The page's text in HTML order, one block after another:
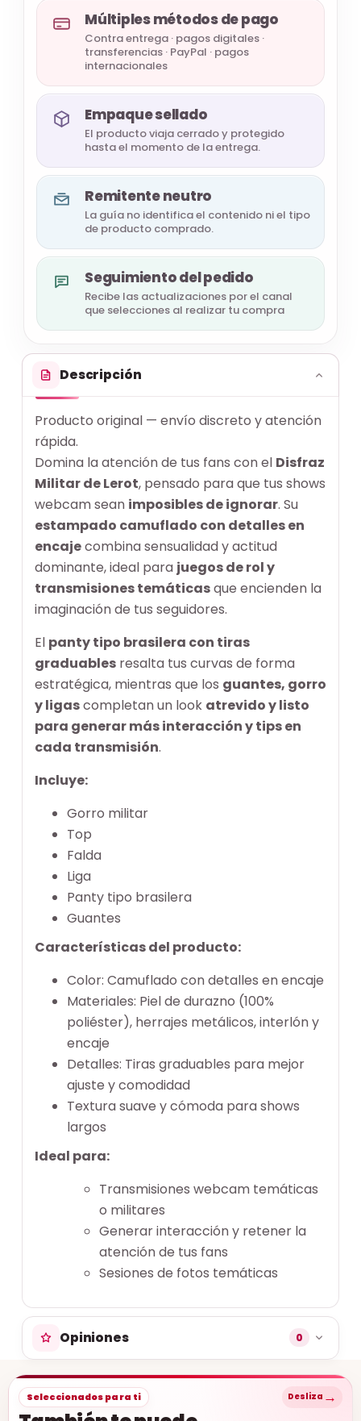
Múltiples métodos de pago
Contra entrega · pagos digitales ·
transferencias · PayPal · pagos
internacionales
Empaque sellado
El producto viaja cerrado y protegido
hasta el momento de la entrega.
Remitente neutro
La guía no identifica el contenido ni el tipo
de producto comprado.
Seguimiento del pedido
Recibe las actualizaciones por el canal
que selecciones al realizar tu compra
Descripción
Producto original — envío discreto y atención
rápida.
Domina la atención de tus fans con el Disfraz
Militar de Lerot, pensado para que tus shows
webcam sean imposibles de ignorar. Su
estampado camuflado con detalles en
encajecombina sensualidad y actitud
dominante, ideal para juegos de rol y
transmisiones temáticasque encienden la
imaginación de tus seguidores.
El panty tipo brasilera con tiras
graduables resalta tus curvas de forma
estratégica, mientras que los guantes, gorro
y ligascompletan un look atrevido y listo
para generar más interacción y tips en
cada transmisión.
Incluye:
Gorro militar
Top
Falda
Liga
Panty tipo brasilera
Guantes
Características del producto:
Color: Camuflado con detalles en encaje
Materiales: Piel de durazno (100%
poliéster), herrajes metálicos, interlón y
encaje
Detalles: Tiras graduables para mejor
ajuste y comodidad
Textura suave y cómoda para shows
largos
Ideal para:
Transmisiones webcam temáticas
o militares
Generar interacción y retener la
atención de tus fans
Sesiones de fotos temáticas
Opiniones 0
Seleccionados para ti Desliza →